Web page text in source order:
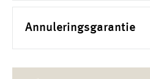
Annuleringsgarantie